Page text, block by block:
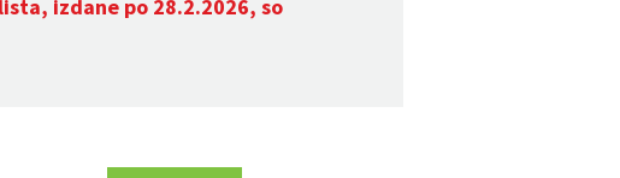
izdane po 28.2.2026, so